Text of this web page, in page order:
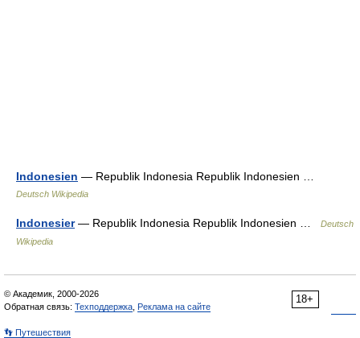
Indonesien — Republik Indonesia Republik Indonesien …
Deutsch Wikipedia
Indonesier— Republik Indonesia Republik Indonesien …
Deutsch
Wikipedia
18+
© Академик, 2000-2026
Обратная связь: Техподдержка Реклама на сайте
👣 Путешествия